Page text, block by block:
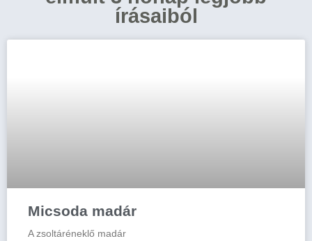
írásaiból
Micsoda madár
A zsoltáréneklő madár